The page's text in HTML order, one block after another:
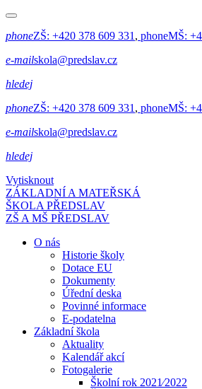
phoneZŠ: +420 378 609 331 , phoneMŠ:
e-mailskola@predslav.cz
hledej
phoneZŠ: +420 378 609 331 , phoneMŠ:
e-mailskola@predslav.cz
hledej
Vytisknout
ZÁKLADNÍ A MATEŘSKÁ
ŠKOLA PŘEDSLAV
ZŠ A MŠ PŘEDSLAV
O nás
Historie školy
Dotace EU
Dokumenty
Úřední deska
Povinné informace
E-podatelna
Základní škola
Aktuality
Kalendář akcí
Fotogalerie
Školní rok 2021⁄2022